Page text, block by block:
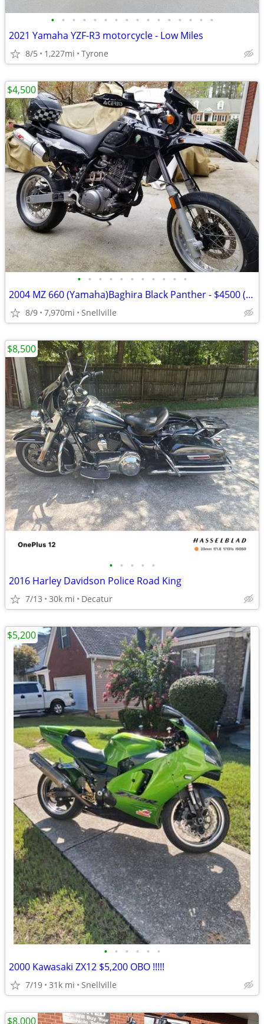
• • • • • • • • • • • • • • • •
2021 Yamaha YZF-R3 motorcycle - Low Miles
8/5 1,227mi Tyrone
• • • • • • • • • • •
2004 MZ 660 (Yamaha)Baghira Black Panther - $4500 (Snellville)
8/9 7,970mi Snellville
$4,500
• • • • •
2016 Harley Davidson Police Road King
7/13 30k mi Decatur
$8,500
• • • • • •
2000 Kawasaki ZX12 $5,200 OBO !!!!!
7/19 31k mi Snellville
$5,200
$8,000